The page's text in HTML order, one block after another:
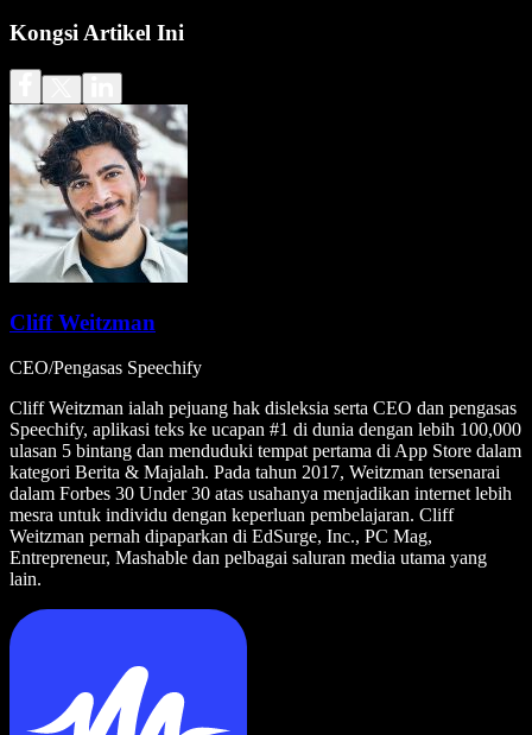
Kongsi Artikel Ini
Cliff Weitzman
CEO/Pengasas Speechify
Cliff Weitzman ialah pejuang hak disleksia serta CEO dan pengasas
Speechify, aplikasi teks ke ucapan #1 di dunia dengan lebih 100,000
ulasan 5 bintang dan menduduki tempat pertama di App Store dalam
kategori Berita & Majalah. Pada tahun 2017, Weitzman tersenarai
dalam Forbes 30 Under 30 atas usahanya menjadikan internet lebih
mesra untuk individu dengan keperluan pembelajaran. Cliff
Weitzman pernah dipaparkan di EdSurge, Inc., PC Mag,
Entrepreneur, Mashable dan pelbagai saluran media utama yang
lain.